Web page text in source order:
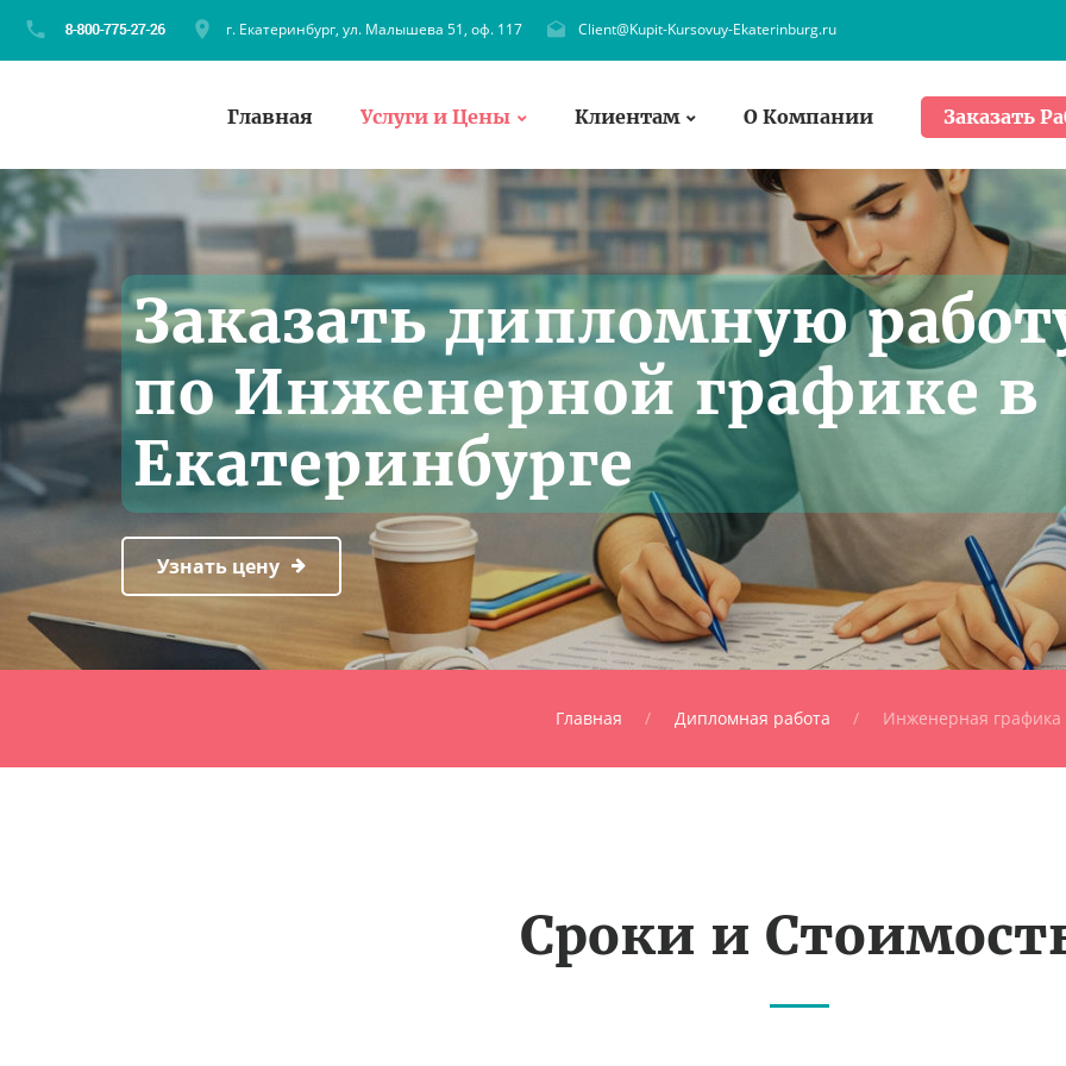
г. Екатеринбург, ул. Малышева 51, оф. 117 Client@Kupit-Kursovuy-Ekaterinburg.ru
Главная Услуги и Цены Клиентам О Компании Заказать
Заказать дипломную
по Инженерной графике в
Екатеринбурге
Узнать цену
Главная Дипломная работа Инженерная графика
Сроки и